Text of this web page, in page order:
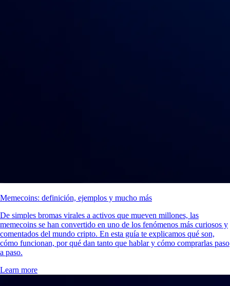
Memecoins: definición, ejemplos y mucho más
De simples bromas virales a activos que mueven millones, las
memecoins se han convertido en uno de los fenómenos más curiosos y
comentados del mundo cripto. En esta guía te explicamos qué son,
cómo funcionan, por qué dan tanto que hablar y cómo comprarlas paso
a paso.
Learn more